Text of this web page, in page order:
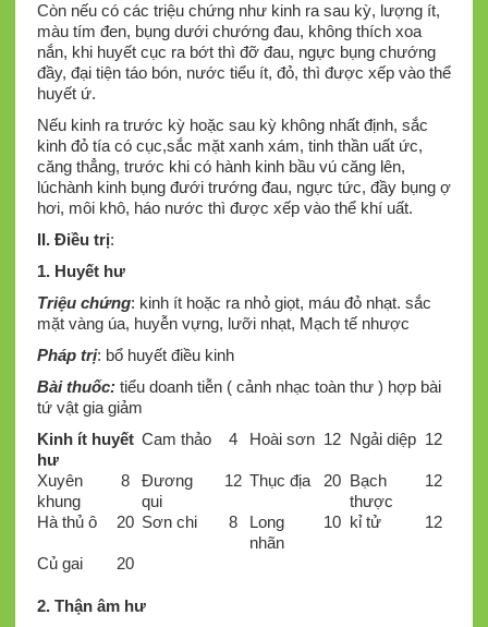
Còn nếu có các triệu chứng như kinh ra sau kỳ, lượng ít,
màu tím đen, bụng dưới chướng đau, không thích xoa
nắn, khi huyết cục ra bớt thì đỡ đau, ngực bụng chướng
đầy, đại tiện táo bón, nước tiểu ít, đỏ, thì được xếp vào thể
huyết ứ.
Nếu kinh ra trước kỳ hoặc sau kỳ không nhất định, sắc
kinh đỏ tía có cục,sắc mặt xanh xám, tinh thần uất ức,
căng thẳng, trước khi có hành kinh bầu vú căng lên,
lúchành kinh bụng đưới trướng đau, ngực tức, đầy bụng ợ
hơi, môi khô, háo nước thì được xếp vào thể khí uất.
II. Điều trị:
1. Huyết hư
Triệu chứng: kinh ít hoặc ra nhỏ giọt, máu đỏ nhạt. sắc
mặt vàng úa, huyễn vựng, lưỡi nhạt, Mạch tế nhược
Pháp trị: bổ huyết điều kinh
Bài thuốc: tiểu doanh tiễn ( cảnh nhạc toàn thư ) hợp bài
tứ vật gia giảm
Kinh ít huyết
hư
Cam thảo 4 Hoài sơn 12 Ngải diệp 12
Xuyên
khung
8
Đương
qui
12 Thục địa 20 Bạch
thược
12
Hà thủ ô 20 Sơn chi 8
Long
nhãn
10 kỉ tử 12
Củ gai 20
2. Thận âm hư